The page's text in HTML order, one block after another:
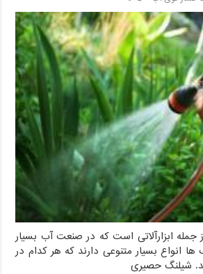
ابزارآلاتی است که در صنعت آب بسیار
ها انواع بسیار متنوعی دارند که هر کدام در
شیلنگ حصیری